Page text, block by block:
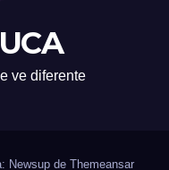
ve diferente
Newsup de Themeansar